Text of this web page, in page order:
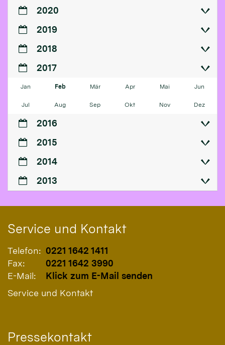
2020
2019
2018
2017
Jan Feb Mär Apr Mai Jun
Jul Aug Sep Okt Nov Dez
2016
2015
2014
2013
Service und Kontakt
Telefon: 0221 1642 1411
Fax:
0221 1642 3990
E-Mail:
Klick zum E-Mail senden
Service und Kontakt
Pressekontakt